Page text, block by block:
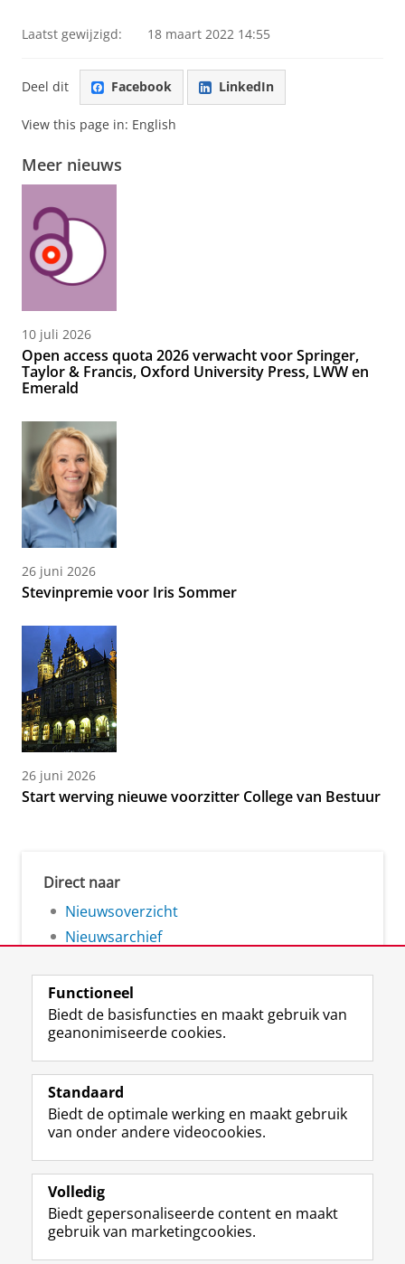
Laatst gewijzigd: 18 maart 2022 14:55
Deel dit Facebook LinkedIn
View this page in: English
Meer nieuws
10 juli 2026
Open access quota 2026 verwacht voor Springer,
Taylor & Francis, Oxford University Press, LWW en
Emerald
26 juni 2026
Stevinpremie voor Iris Sommer
26 juni 2026
Start werving nieuwe voorzitter College van Bestuur
Direct naar
Nieuwsoverzicht
Nieuwsarchief
Volg de RUG
F
a
e
b
o
p
a
L
i
k
e
I
-
p
R
S
-
f
e
R
I
n
t
r
m
Y
o
T
e
k
Studiekiezers
Alumni
Over ons
Functioneel
Biedt de basisfuncties en maakt gebruik van
geanonimiseerde cookies.
Standaard
Biedt de optimale werking en maakt gebruik
van onder andere videocookies.
Volledig
Biedt gepersonaliseerde content en maakt
gebruik van marketingcookies.